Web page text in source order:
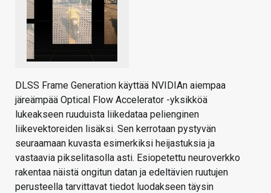
DLSS Frame Generation käyttää NVIDIAn aiempaa
järeämpää Optical Flow Accelerator -yksikköä
lukeakseen ruuduista liikedataa pelienginen
liikevektoreiden lisäksi. Sen kerrotaan pystyvän
seuraamaan kuvasta esimerkiksi heijastuksia ja
vastaavia pikselitasolla asti. Esiopetettu neuroverkko
rakentaa näistä ongitun datan ja edeltävien ruutujen
perusteella tarvittavat tiedot luodakseen täysin